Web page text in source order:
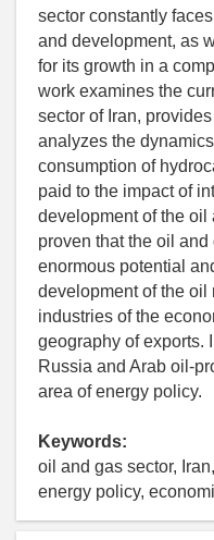
sector constantly
and development, as
for its growth in a
work examines the
sector of Iran,
analyzes the
consumption of
paid to the impact of
development of the oil
proven that the oil
enormous potential
development of the oil
industries of the
geography of exports.
Russia and Arab oil-
area of energy policy.
Keywords:
oil and gas sector,
energy policy,